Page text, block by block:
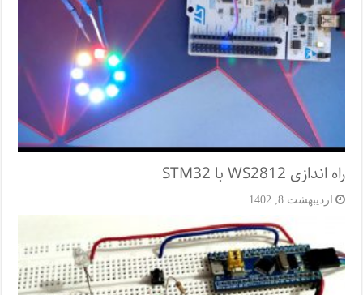
راه اندازی WS2812 با STM32
اردیبهشت 8, 1402